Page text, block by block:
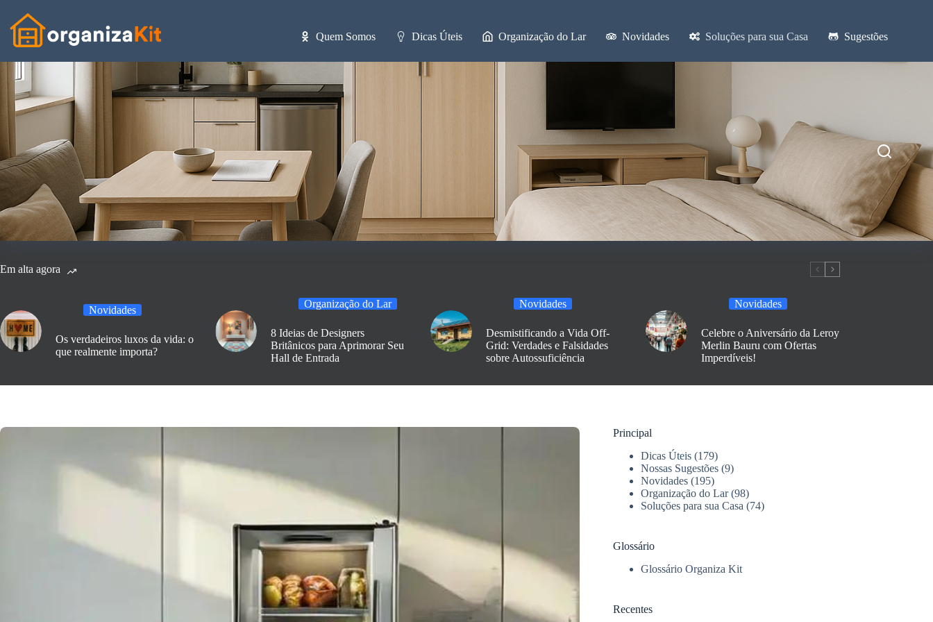
conteúdo
Quem Somos Dicas Úteis Organização do Lar Novidades Soluções para sua Casa Sugestões
Em alta agora
Novidades
Os verdadeiros luxos da vida: o
que realmente importa?
Organização do Lar
8 Ideias de Designers
Britânicos para Aprimorar Seu
Hall de Entrada
Novidades
Desmistificando a Vida Off-
Grid: Verdades e Falsidades
sobre Autossuficiência
Novidades
Celebre o Aniversário da Leroy
Merlin Bauru com Ofertas
Imperdíveis!
Principal
Dicas Úteis (179)
Nossas Sugestões (9)
Novidades (195)
Organização do Lar(98)
Soluções para sua Casa (74)
Glossário
Glossário Organiza Kit
Recentes